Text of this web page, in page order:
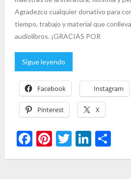
Agradezco cualquier donativo para
tiempo, trabajo y material que
audiolibros. ¡GRACIAS POR
Sigue leyendo
Facebook Instagram
Pinterest X
F
ac
Pi
nt
T
w
Li
n o